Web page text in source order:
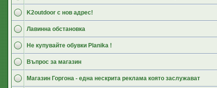
K2outdoor с нов адрес!
Лавинна обстановка
Не купувайте обувки Planika !
Въпрос за магазин
Магазин Горгона - една нескрита реклама която заслужават